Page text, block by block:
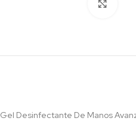
Gel Desinfectante De Manos